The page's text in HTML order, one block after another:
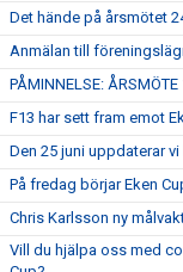
Det hände på årsmötet
Anmälan till
PÅMINNELSE:
F13 har sett fram emot
Den 25 juni uppdaterar
På fredag börjar Eken
Chris Karlsson ny
Vill du hjälpa oss med